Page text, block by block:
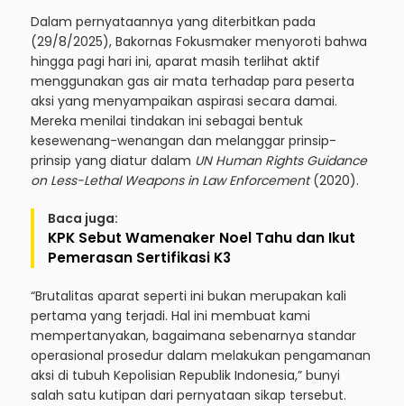
Dalam pernyataannya yang diterbitkan pada
(29/8/2025), Bakornas Fokusmaker menyoroti bahwa
hingga pagi hari ini, aparat masih terlihat aktif
menggunakan gas air mata terhadap para peserta
aksi yang menyampaikan aspirasi secara damai.
Mereka menilai tindakan ini sebagai bentuk
kesewenang-wenangan dan melanggar prinsip-
prinsip yang diatur dalam UN Human Rights Guidance
on Less-Lethal Weapons in Law Enforcement(2020).
Baca juga:
KPK Sebut Wamenaker Noel Tahu dan Ikut
Pemerasan Sertifikasi K3
“Brutalitas aparat seperti ini bukan merupakan kali
pertama yang terjadi. Hal ini membuat kami
mempertanyakan, bagaimana sebenarnya standar
operasional prosedur dalam melakukan pengamanan
aksi di tubuh Kepolisian Republik Indonesia,” bunyi
salah satu kutipan dari pernyataan sikap tersebut.